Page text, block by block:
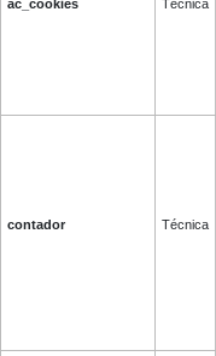
ac_cookies Técnica
contador Técnica